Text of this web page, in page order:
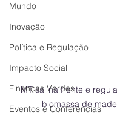
Mundo
Inovação
Política e Regulação
Impacto Social
Finanças Verdes
Eventos e Conferências
MT sai na frente e
biomassa de